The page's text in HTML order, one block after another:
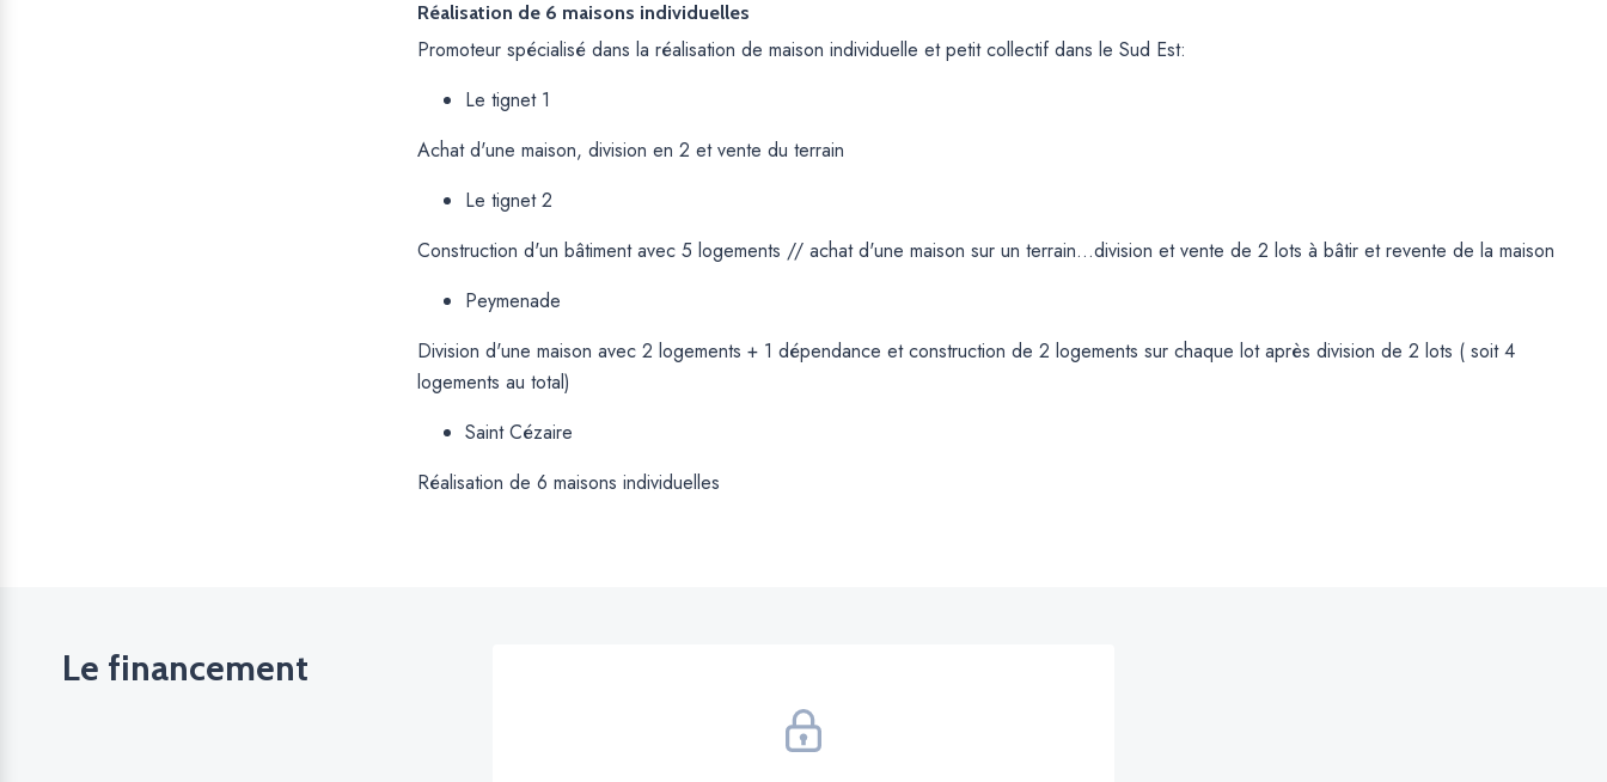
Réalisation de 6 maisons individuelles
Promoteur spécialisé dans la réalisation de maison individuelle et petit collectif dans le Sud Est:
Le tignet 1
Achat d'une maison, division en 2 et vente du terrain
Le tignet 2
Construction d'un bâtiment avec 5 logements // achat d'une maison sur un terrain...division et vente de 2 lots à bâtir et revente de la maison
Peymenade
Division d'une maison avec 2 logements + 1 dépendance et construction de 2 logements sur chaque lot après division de 2 lots ( soit 4
logements au total)
Saint Cézaire
Réalisation de 6 maisons individuelles
Le financement